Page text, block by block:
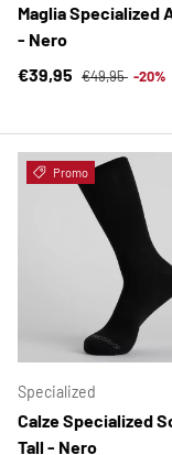
Maglia Specialized
- Nero
Prezzo di vendita
€39,95 Prezzo normale
€49,95 -20%
Promo
Specialized
Calze Specialized
Tall - Nero